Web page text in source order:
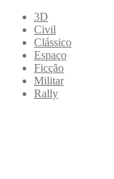
3D
Civil
Clássico
Espaço
Ficção
Militar
Rally